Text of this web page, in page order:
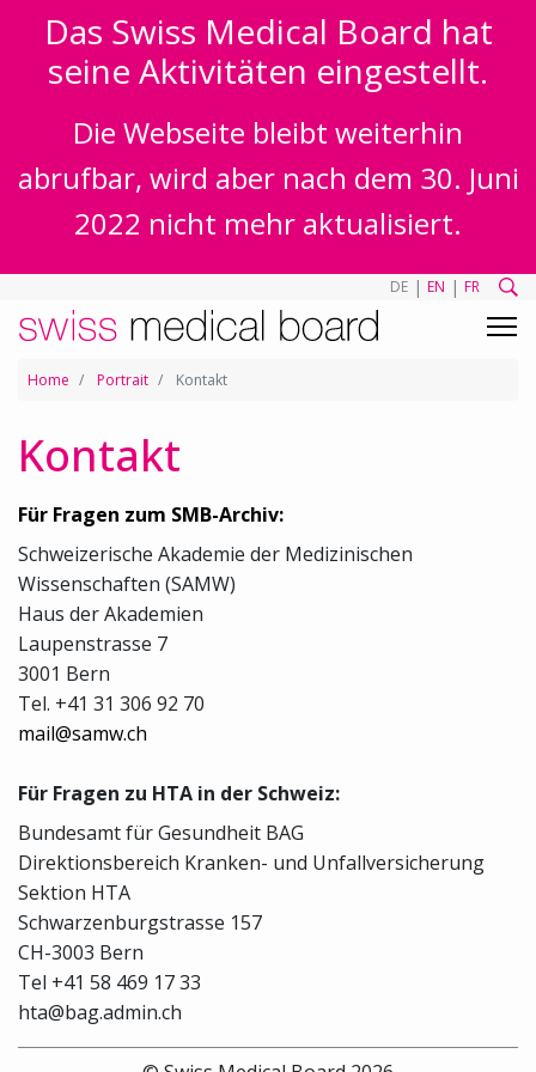
Das Swiss Medical Board hat
seine Aktivitäten eingestellt.
Die Webseite bleibt weiterhin
abrufbar, wird aber nach dem 30. Juni
2022 nicht mehr aktualisiert.
DE | EN | FR
Home Portrait Kontakt
Kontakt
Für Fragen zum SMB-Archiv:
Schweizerische Akademie der Medizinischen
Wissenschaften (SAMW)
Haus der Akademien
Laupenstrasse 7
3001 Bern
Tel. +41 31 306 92 70
mail@samw.ch
Für Fragen zu HTA in der Schweiz:
Bundesamt für Gesundheit BAG
Direktionsbereich Kranken- und Unfallversicherung
Sektion HTA
Schwarzenburgstrasse 157
CH-3003 Bern
Tel +41 58 469 17 33
hta@bag.admin.ch